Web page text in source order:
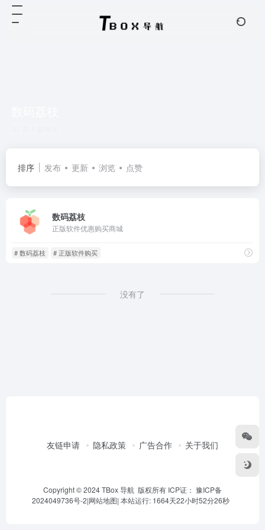
排序 发布 更新 浏览 点赞
数码荔枝
正版软件优惠购买商城
# 数码荔枝 # 正版软件购买
没有了
友链申请 隐私政策 广告合作 关于我们
Copyright © 2024 TBox 导航 版权所有 ICP证： 豫ICP备
2024049736号-2|网站地图| 本站运行: 1664天22小时52分26秒